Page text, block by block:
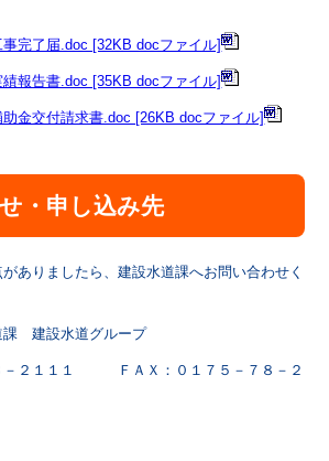
完了届.doc [32KB docファイル]
報告書.doc [35KB docファイル]
金交付請求書.doc [26KB docファイル]
・申し込み先
ありましたら、建設水道課へお問い合わせく
建設水道グループ
－２１１１ ＦＡＸ：０１７５－７８－２